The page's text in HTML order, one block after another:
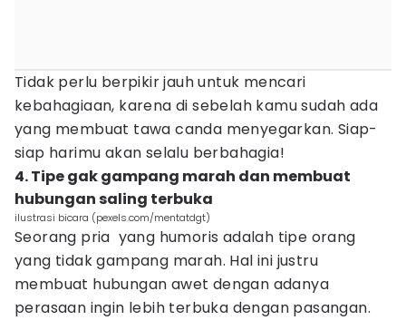
Tidak perlu berpikir jauh untuk mencari
kebahagiaan, karena di sebelah kamu sudah ada
yang membuat tawa canda menyegarkan. Siap-
siap harimu akan selalu berbahagia!
4. Tipe gak gampang marah dan membuat
hubungan saling terbuka
ilustrasi bicara (pexels.com/mentatdgt)
Seorang pria yang humoris adalah tipe orang
yang tidak gampang marah. Hal ini justru
membuat hubungan awet dengan adanya
perasaan ingin lebih terbuka dengan pasangan.